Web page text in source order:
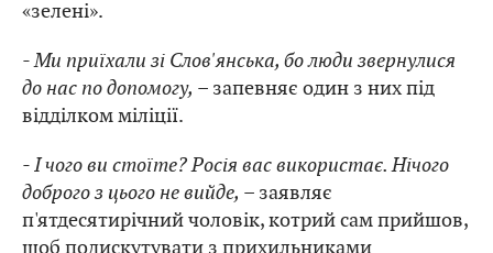
«зелені».
- Ми приїхали зі Слов'янська, бо люди звернулися
до нас по допомогу, – запевняє один з них під
відділком міліції.
- І чого ви стоїте? Росія вас використає. Нічого
доброго з цього не вийде, – заявляє
п'ятдесятирічний чоловік, котрий сам прийшов,
щоб подискутувати з прихильниками